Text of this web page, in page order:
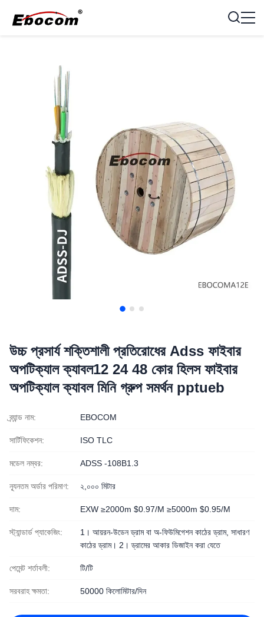
উচ্চ প্রসার্য শক্তিশালী প্রতিরোধের Adss ফাইবার
অপটিক্যাল ক্যাবল12 24 48 কোর হিলস ফাইবার
অপটিক্যাল ক্যাবল মিনি গ্রুপ সমর্থন pptueb
ব্র্যান্ড নাম: EBOCOM
সার্টিফিকেশন: ISO TLC
মডেল নম্বর: ADSS -108B1.3
ন্যূনতম অর্ডার পরিমাণ: ২,০০০ মিটার
দাম: EXW ≥2000m $0.97/M ≥5000m $0.95/M
স্ট্যান্ডার্ড প্যাকেজিং:
1। আয়রন-উডেন ড্রাম বা অ-ফিউমিগেশন কাঠের ড্রাম, সাধারণ
কাঠের ড্রাম। 2। ড্রামের আকার ডিজাইন করা যেতে
পেমেন্ট শর্তাবলী: টি/টি
সরবরাহ ক্ষমতা: 50000 কিলোমিটার/দিন